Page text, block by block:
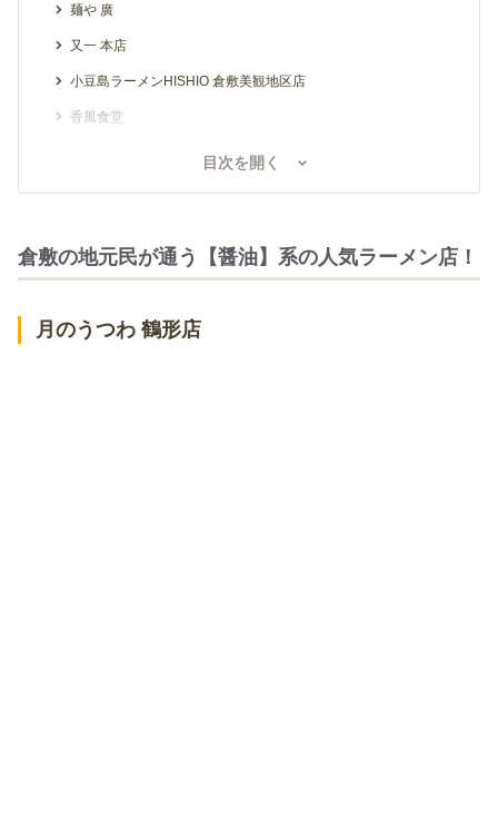
麺や 廣
又一 本店
小豆島ラーメンHISHIO 倉敷美観地区店
香風食堂
倉敷の地元民が通う【魚介】系の人気ラーメン店！
朝ラーメン 浜堂六九
麺屋がる
目次を開く
倉敷の地元民が通う【醤油】系の人気ラーメン店！
月のうつわ 鶴形店